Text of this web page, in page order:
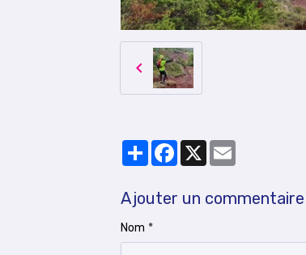
PartagerFacebook
X
Ajouter un commentaire
Nom